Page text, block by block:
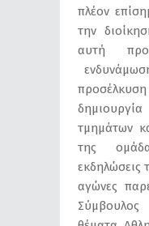
πλέον
την
αυτή
τμημάτων
της
εκδηλώσεις
αγώνες
Σύμβουλος